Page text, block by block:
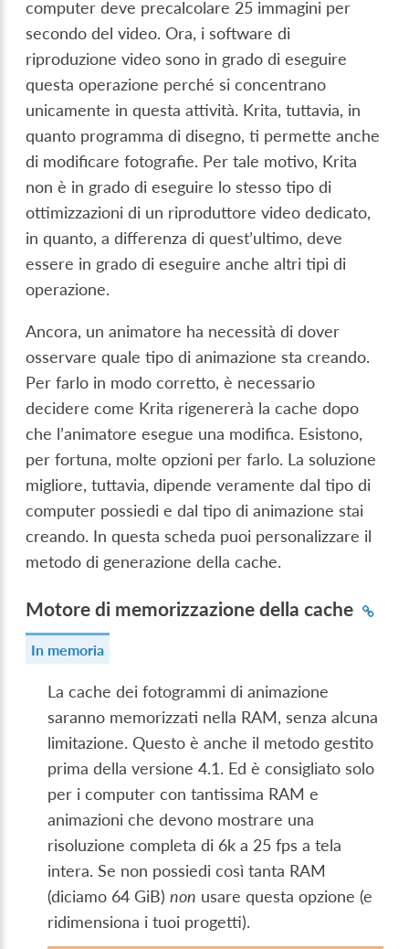
computer deve precalcolare 25 immagini per
secondo del video. Ora, i software di
riproduzione video sono in grado di eseguire
questa operazione perché si concentrano
unicamente in questa attività. Krita, tuttavia, in
quanto programma di disegno, ti permette anche
di modificare fotografie. Per tale motivo, Krita
non è in grado di eseguire lo stesso tipo di
ottimizzazioni di un riproduttore video dedicato,
in quanto, a differenza di quest’ultimo, deve
essere in grado di eseguire anche altri tipi di
operazione.
Ancora, un animatore ha necessità di dover
osservare quale tipo di animazione sta creando.
Per farlo in modo corretto, è necessario
decidere come Krita rigenererà la cache dopo
che l’animatore esegue una modifica. Esistono,
per fortuna, molte opzioni per farlo. La soluzione
migliore, tuttavia, dipende veramente dal tipo di
computer possiedi e dal tipo di animazione stai
creando. In questa scheda puoi personalizzare il
metodo di generazione della cache.
Motore di memorizzazione della cache
In memoria
La cache dei fotogrammi di animazione
saranno memorizzati nella RAM, senza alcuna
limitazione. Questo è anche il metodo gestito
prima della versione 4.1. Ed è consigliato solo
per i computer con tantissima RAM e
animazioni che devono mostrare una
risoluzione completa di 6k a 25 fps a tela
intera. Se non possiedi così tanta RAM
(diciamo 64 GiB)non usare questa opzione (e
ridimensiona i tuoi progetti).